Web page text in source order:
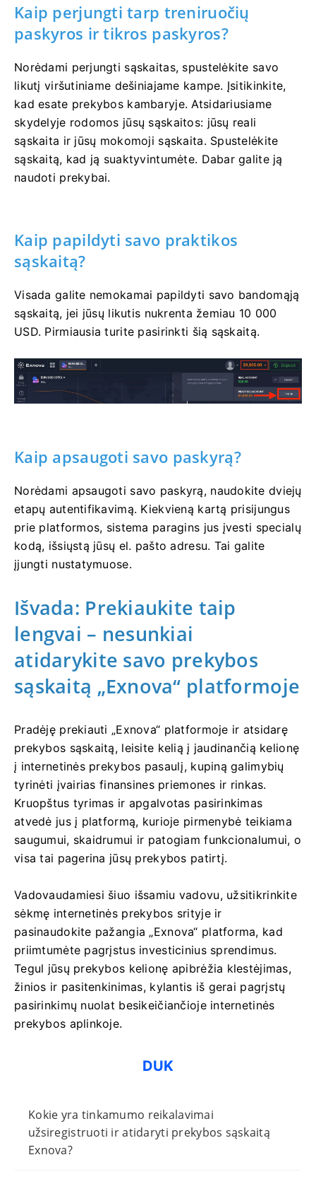
Kaip perjungti tarp treniruočių
paskyros ir tikros paskyros?
Norėdami perjungti sąskaitas, spustelėkite savo
likutį viršutiniame dešiniajame kampe. Įsitikinkite,
kad esate prekybos kambaryje. Atsidariusiame
skydelyje rodomos jūsų sąskaitos: jūsų reali
sąskaita ir jūsų mokomoji sąskaita. Spustelėkite
sąskaitą, kad ją suaktyvintumėte. Dabar galite ją
naudoti prekybai.
Kaip papildyti savo praktikos
sąskaitą?
Visada galite nemokamai papildyti savo bandomąją
sąskaitą, jei jūsų likutis nukrenta žemiau 10 000
USD. Pirmiausia turite pasirinkti šią sąskaitą.
Kaip apsaugoti savo paskyrą?
Norėdami apsaugoti savo paskyrą, naudokite dviejų
etapų autentifikavimą. Kiekvieną kartą prisijungus
prie platformos, sistema paragins jus įvesti specialų
kodą, išsiųstą jūsų el. pašto adresu. Tai galite
įjungti nustatymuose.
Išvada: Prekiaukite taip
lengvai – nesunkiai
atidarykite savo prekybos
sąskaitą „Exnova“ platformoje
Pradėję prekiauti „Exnova“ platformoje ir atsidarę
prekybos sąskaitą, leisite kelią į jaudinančią kelionę
į internetinės prekybos pasaulį, kupiną galimybių
tyrinėti įvairias finansines priemones ir rinkas.
Kruopštus tyrimas ir apgalvotas pasirinkimas
atvedė jus į platformą, kurioje pirmenybė teikiama
saugumui, skaidrumui ir patogiam funkcionalumui, o
visa tai pagerina jūsų prekybos patirtį.
Vadovaudamiesi šiuo išsamiu vadovu, užsitikrinkite
sėkmę internetinės prekybos srityje ir
pasinaudokite pažangia „Exnova“ platforma, kad
priimtumėte pagrįstus investicinius sprendimus.
Tegul jūsų prekybos kelionę apibrėžia klestėjimas,
žinios ir pasitenkinimas, kylantis iš gerai pagrįstų
pasirinkimų nuolat besikeičiančioje internetinės
prekybos aplinkoje.
DUK
Kokie yra tinkamumo reikalavimai
užsiregistruoti ir atidaryti prekybos sąskaitą
Exnova?